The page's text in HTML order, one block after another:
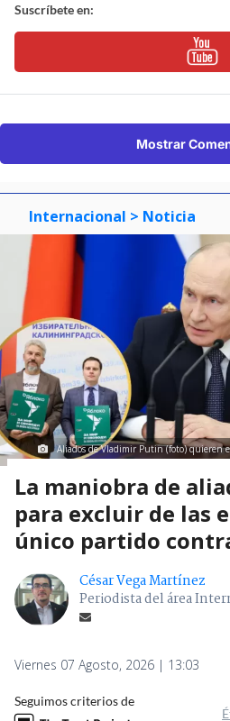
Suscríbete en:
Mostrar
Internacional > Noticia
Aliados de Vladimir Putin (foto) quieren
La maniobra de
para excluir de las
único partido
César Vega Martínez
Periodista del área
Viernes 07 Agosto, 2026 | 13:03
Seguimos criterios de